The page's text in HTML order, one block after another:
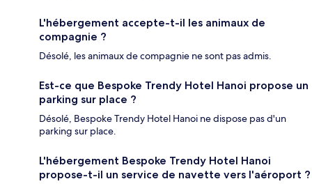
L'hébergement accepte-t-il les animaux de
compagnie ?
Désolé, les animaux de compagnie ne sont pas admis.
Est-ce que Bespoke Trendy Hotel Hanoi propose un
parking sur place ?
Désolé, Bespoke Trendy Hotel Hanoi ne dispose pas d'un
parking sur place.
L'hébergement Bespoke Trendy Hotel Hanoi
propose-t-il un service de navette vers l'aéroport ?